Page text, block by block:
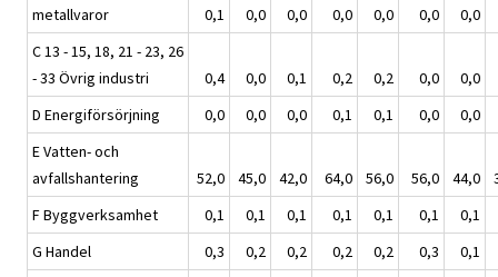
metallvaror
0,1 0,0 0,0 0,0 0,0 0,0
0,0
C 13 - 15, 18, 21 - 23, 26
- 33 Övrig industri
0,4 0,0 0,1 0,2 0,2 0,0
0,0
D Energiförsörjning
0,0 0,0 0,0 0,1 0,1 0,0
0,0
E Vatten- och
avfallshantering
52,0 45,0 42,0 64,0 56,0 56,0 44,0
F Byggverksamhet
0,1 0,1 0,1 0,1 0,1 0,1
0,1
G Handel
0,3 0,2 0,2 0,2 0,2 0,3
0,1